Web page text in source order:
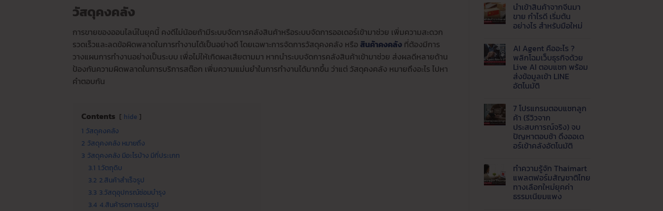
วัสดุคงคลัง
การขายของออนไลน์ในยุคนี้ คงดีไม่น้อยถ้ามีระบบจัดการคลังสินค้าหรือระบบจัดการออเดอร์เข้ามาช่วย เพิ่มความสะดวก
รวดเร็วและลดข้อผิดพลาดในการทำงานได้เป็นอย่างดี โดยเฉพาะการจัดการวัสดุคงคลัง หรือ สินค้าคงคลัง ที่ต้องมีการ
วางแผนการทำงานอย่างเป็นระบบ เพื่อไม่ให้เกิดผลเสียตามมา หากนำระบบจัดการคลังสินค้าเข้ามาช่วย ส่งผลดีหลายด้าน
ป้องกันความผิดพลาดในการบริการสต๊อก เพิ่มความแม่นยำในการทำงานได้มากขึ้น ว่าแต่ วัสดุคงคลัง หมายถึงอะไร ไปหา
คำตอบกัน
Contents hide
1 วัสดุคงคลัง
2 วัสดุคงคลัง หมายถึง
3 วัสดุคงคลัง มีอะไรบ้าง มีกี่ประเภท
3.1 1.วัตถุดิบ
3.2 2.สินค้าสำเร็จรูป
3.3 3.วัสดุอุปกรณ์ซ่อมบำรุง
3.4 4.สินค้ารอการแปรรูป
มาตรฐาน
สำคัญ
ใน
ระบบ
Fulfillment
เห็น
บน
สั่ง
ของ
เว็บ
ไหน
ดี
?
สรุป
จุด
เด่น
Taobao,
และ
8
เว็บ
ของ
จีน
ราคา
ส่ง
นำเข้าสินค้าจากจีนมา
ขาย กำไรดี เริ่มต้น
อย่างไร สำหรับมือใหม่
เห็น
บน
นำ
เข้า
สินค้า
จาก
จีน
กำไร
ดี
เริ่ม
ต้น
อย่างไร
สำหรับ
มือ
ใหม่
AI Agent คืออะไร ?
พลิกโฉมเว็บธุรกิจด้วย
Live AI ตอบแชท พร้อม
ส่งข้อมูลเข้า LINE
อัตโนมัติ
เห็น
บน
AI
Agent
คือ
อะไร
?
เว็บ
ธุรกิจ
ด้วย
Live
AI
ตอบ
7 โปรแกรมตอบแชทลูก
ค้า (รีวิวจาก
ประสบการณ์จริง) จบ
ปัญหาตอบช้า ดึงออเด
อร์เข้าคลังอัตโนมัติ
เห็น
บน
7
โปรแกรม
ตอบ
แช
ทำความรู้จัก Thaimart
แพลตฟอร์มสัญชาติไทย
ทางเลือกใหม่ยุคค่า
ธรรมเนียมแพง